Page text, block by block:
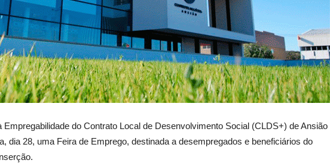
Empregabilidade do Contrato Local de Desenvolvimento Social (CLDS+) de Ansião
dia 28, uma Feira de Emprego, destinada a desempregados e beneficiários do